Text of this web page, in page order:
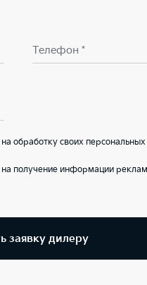
Телефон *
своих персональных
получение информации
заявку дилеру